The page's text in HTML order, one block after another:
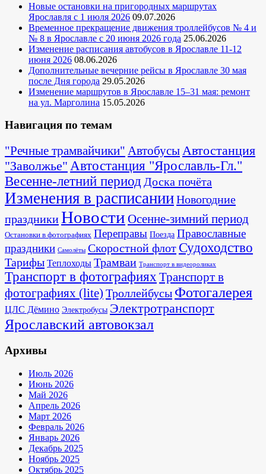
Новые остановки на пригородных маршрутах
Ярославля с 1 июля 2026 09.07.2026
Временное прекращение движения троллейбусов № 4 и
№ 8 в Ярославле с 20 июня 2026 года 25.06.2026
Изменение расписания автобусов в Ярославле 11-12
июня 2026 08.06.2026
Дополнительные вечерние рейсы в Ярославле 30 мая
после Дня города 29.05.2026
Изменение маршрутов в Ярославле 15–31 мая: ремонт
на ул. Марголина 15.05.2026
Навигация по темам
"Речные трамвайчики" АвтобусыАвтостанция
"Заволжье" Автостанция "Ярославль-Гл."
Весенне-летний период Доска почёта
Изменения в расписанииНовогодние
праздникиНовости Осенне-зимний период
Остановки в фотографиях Переправы Поезда Православные
праздники Самолёты Скоростной флот Судоходство
Тарифы Теплоходы Трамваи Транспорт в видеороликах
Транспорт в фотографияхТранспорт в
фотографиях (lite) Троллейбусы Фотогалерея
ЦЛС Дёмино Электробусы Электротранспорт
Ярославский автовокзал
Архивы
Июль 2026
Июнь 2026
Май 2026
Апрель 2026
Март 2026
Февраль 2026
Январь 2026
Декабрь 2025
Ноябрь 2025
Октябрь 2025